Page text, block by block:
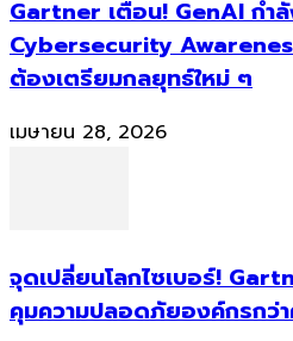
Gartner เตือน! GenAI กำ
Cybersecurity
ต้องเตรียมกลยุทธ์ใหม่ ๆ
เมษายน 28, 2026
จุดเปลี่ยนโลกไซเบอร์!
คุมความปลอดภัยองค์กรกว่า